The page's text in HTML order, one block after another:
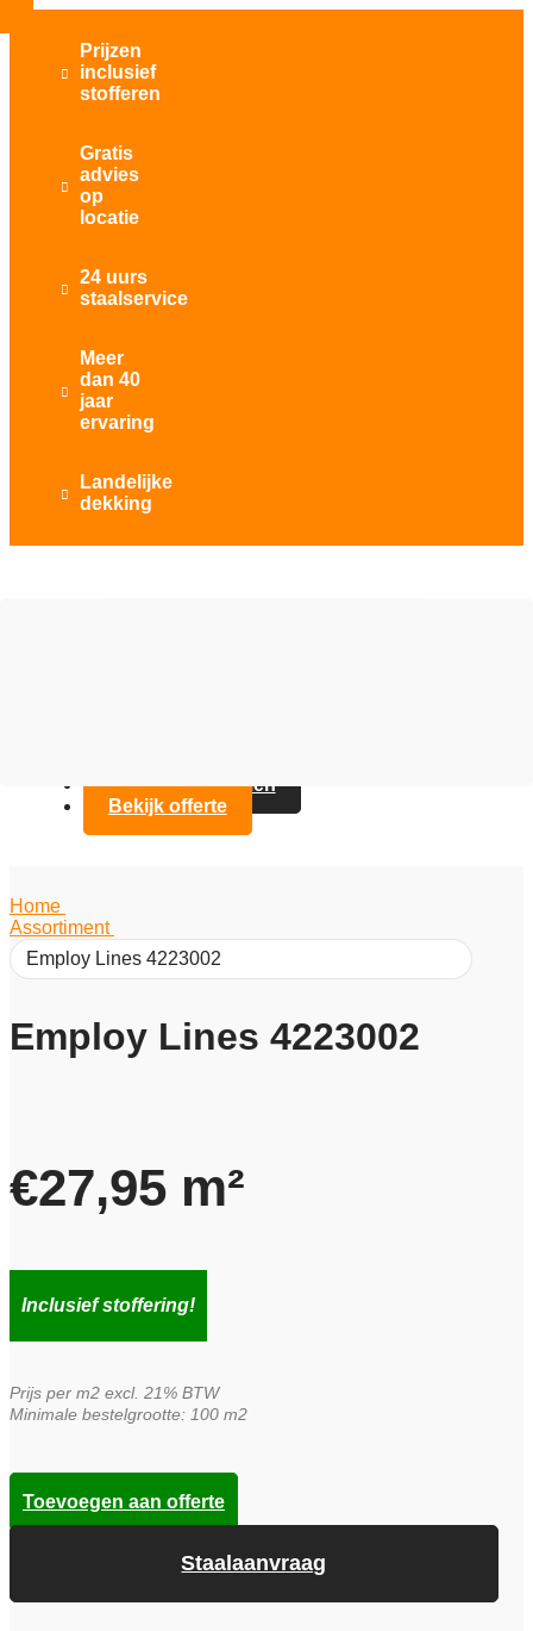

Prijzen
inclusief
stofferen

Gratis
advies
op
locatie

24 uurs
staalservice

Meer
dan 40
jaar
ervaring

Landelijke
dekking
Contact opnemen
Bekijk offerte
Home
Assortiment
Employ Lines 4223002
Employ Lines 4223002
€27,95 m²
Inclusief stoffering!
Prijs per m2 excl. 21% BTW
Minimale bestelgrootte: 100 m2
Staalaanvraag
Toevoegen aan offerte